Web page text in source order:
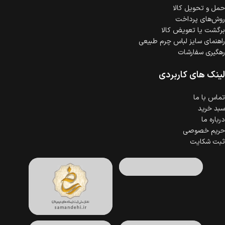
حمل‌ و تحویل کالا
روش‌های پرداخت
برگشت یا تعویض کالا
راهنمای سایز لباس چرم طبیعی
رهگیری سفارشات
لینک های کاربردی
تماس با ما
سبد خرید
درباره ما
حریم خصوصی
ثبت شکایت